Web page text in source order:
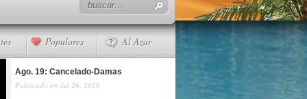
Populares Al Azar
Ago. 19: Cancelado-Damas
Publicado en Jul 26, 2026